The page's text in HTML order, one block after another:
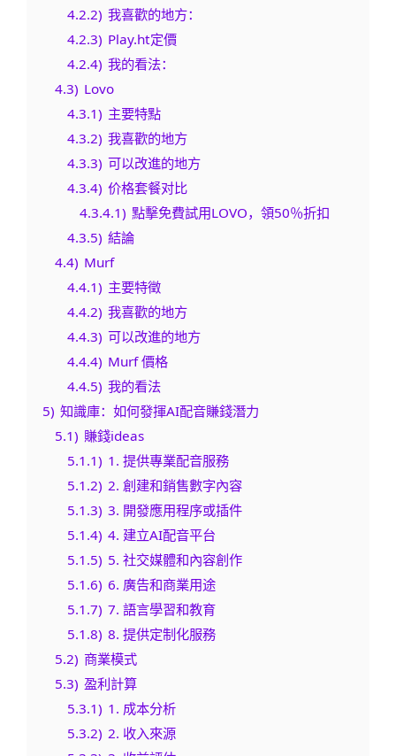
4.2.2) 我喜歡的地方：
4.2.3) Play.ht定價
4.2.4) 我的看法：
4.3) Lovo
4.3.1) 主要特點
4.3.2) 我喜歡的地方
4.3.3) 可以改進的地方
4.3.4) 价格套餐对比
4.3.4.1) 點擊免費試用LOVO，領50％折扣
4.3.5) 結論
4.4) Murf
4.4.1) 主要特徵
4.4.2) 我喜歡的地方
4.4.3) 可以改進的地方
4.4.4) Murf 價格
4.4.5) 我的看法
5) 知識庫：如何發揮AI配音賺錢潛力
5.1) 賺錢ideas
5.1.1) 1. 提供專業配音服務
5.1.2) 2. 創建和銷售數字內容
5.1.3) 3. 開發應用程序或插件
5.1.4) 4. 建立AI配音平台
5.1.5) 5. 社交媒體和內容創作
5.1.6) 6. 廣告和商業用途
5.1.7) 7. 語言學習和教育
5.1.8) 8. 提供定制化服務
5.2) 商業模式
5.3) 盈利計算
5.3.1) 1. 成本分析
5.3.2) 2. 收入來源